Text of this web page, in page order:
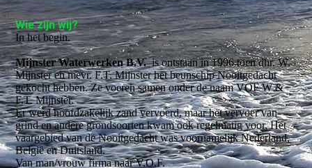
Wie zijn wij?
In het begin.
Mijnster Waterwerken B.V.is ontstaan in 1996 toen dhr. W.
Mijnster en mevr. F.T. Mijnster het beunschip Nooitgedacht
gekocht hebben. Ze voeren samen onder de naam VOF W &
F.T. Mijnster.
Er werd hoofdzakelijk zand vervoerd, maar het vervoer van
grind en andere grondsoorten kwam ook regelmatig voor. Het
vaargebied van de Nooitgedacht was voornamelijk Nederland,
België en Duitsland.
Van man/vrouw firma naar V.O.F.